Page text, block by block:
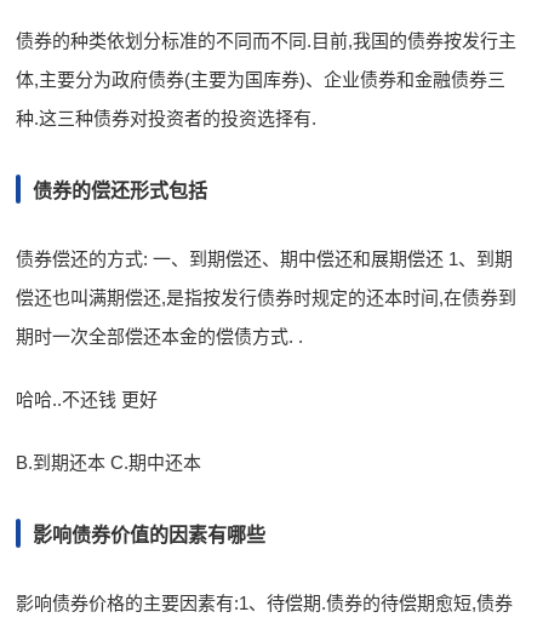
债券的种类依划分标准的不同而不同.目前,我国的债券按发行主
体,主要分为政府债券(主要为国库券)、企业债券和金融债券三
种.这三种债券对投资者的投资选择有.
债券的偿还形式包括
债券偿还的方式: 一、到期偿还、期中偿还和展期偿还 1、到期
偿还也叫满期偿还,是指按发行债券时规定的还本时间,在债券到
期时一次全部偿还本金的偿债方式. .
哈哈..不还钱 更好
B.到期还本 C.期中还本
影响债券价值的因素有哪些
影响债券价格的主要因素有:1、待偿期.债券的待偿期愈短,债券